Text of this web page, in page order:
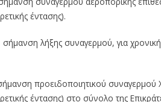
έντασης).
λήξης συναγερμού, για
προειδοποιητικού συναγερμού
έντασης) στο σύνολο της